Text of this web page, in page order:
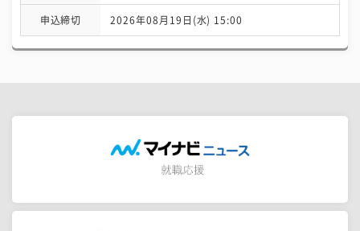
申込締切 2026年08月19日(水) 15:00